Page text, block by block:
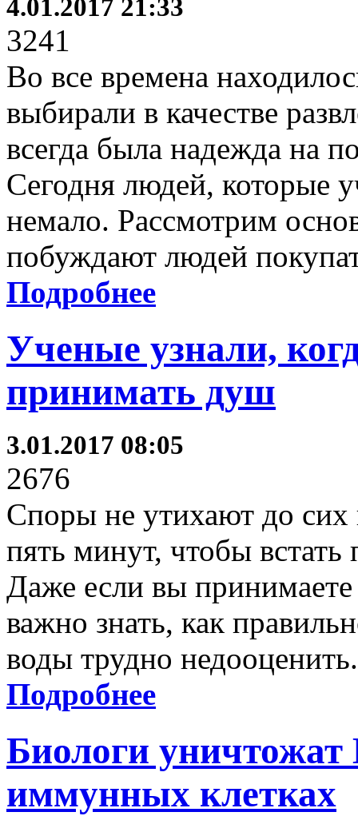
4.01.2017 21:33
3241
Во все времена
выбирали в качестве
всегда была надежда на
Сегодня людей, которые
немало. Рассмотрим
побуждают людей
Подробнее
Ученые узнали,
принимать душ
3.01.2017 08:05
2676
Споры не утихают до сих
пять минут, чтобы
Даже если вы
важно знать, как
воды трудно недооценить.
Подробнее
Биологи
иммунных клетках